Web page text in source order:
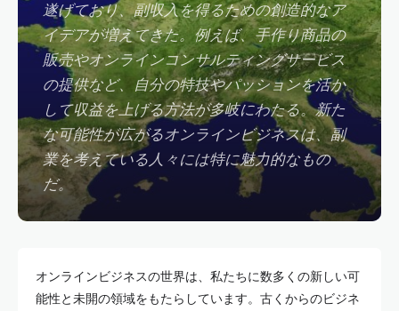
遂げており、副収入を得るための創造的なア
イデアが増えてきた。例えば、手作り商品の
販売やオンラインコンサルティングサービス
の提供など、自分の特技やパッションを活か
して収益を上げる方法が多岐にわたる。新た
な可能性が広がるオンラインビジネスは、副
業を考えている人々には特に魅力的なもの
だ。
オンラインビジネスの世界は、私たちに数多くの新しい可
能性と未開の領域をもたらしています。古くからのビジネ